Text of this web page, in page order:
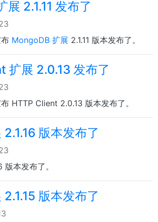
展 2.1.11 发布了
MongoDB 扩展 2.1.11 版本发布了。
扩展 2.0.13 发布了
HTTP Client 2.0.13 版本发布了。
版本发布了
本发布了。
版本发布了